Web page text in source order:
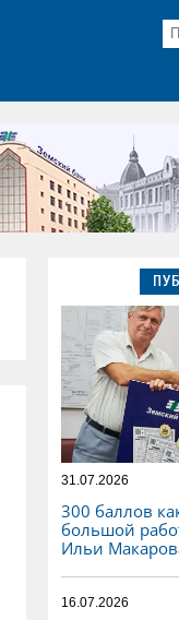
31.07.2026
300 баллов
большой
Ильи
16.07.2026